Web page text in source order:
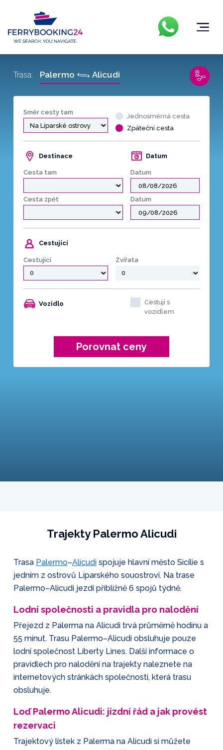
Směr cesty tam
Jednosměrná cesta
Zpáteční cesta
Destinace
Cesta tam
Datum
Datum
Cesta zpět Datum
Cestující
Cestující Zvířata
Vozidlo
Cestuji s
vozidlem
Porovnat ceny
Trasa: Palermo Alicudi
Trajekty Palermo Alicudi
Trasa Palermo–Alicudi spojuje hlavní město Sicílie s
jedním z ostrovů Liparského souostroví. Na trase
Palermo–Alicudi jezdí přibližně 6 spojů týdně.
Lodní společnosti a pravidla pro nalodění
Přejezd z Palerma na Alicudi trvá průměrně hodinu a
55 minut. Trasu Palermo–Alicudi obsluhuje pouze
lodní společnost Liberty Lines. Další informace o
pravidlech pro nalodění na trajekty naleznete na
internetových stránkách společnosti, která trasu
obsluhuje.
Loď Palermo Alicudi: jízdní řád a jak provést
rezervaci
Trajektový lístek z Palerma na Alicudi si můžete